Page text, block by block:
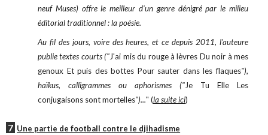
neuf Muses) offre le meilleur d'un genre dénigré par le milieu
éditorial traditionnel : la poésie.
Au fil des jours, voire des heures, et ce depuis 2011, l'auteure
publie textes courts ("J'ai mis du rouge à lèvres Du noir à mes
genoux Et puis des bottes Pour sauter dans les flaques"),
haïkus, calligrammes ou aphorismes ("Je Tu Elle Les
conjugaisons sont mortelles")..." (la suite ici)
7 Une partie de football contre le djihadisme